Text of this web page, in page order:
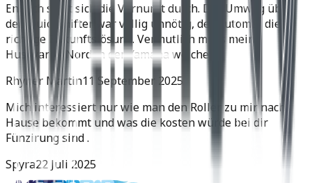
Endlich setzt sich die Vernunft durch. Der Umweg über
den Quickshifter war völlig unnötig, der Automat die
richtige Zukunftslösung. Vermutlich muss meine
Husqvarna Norden der Yamaha weichen.
Rhyner Martin11 September 2025
Mich interessiert nur wie man den Roller zu mir nach
Hause bekommt und was die kosten würde bei dir
Fünzirung sind .
Spyra22 Juli 2025